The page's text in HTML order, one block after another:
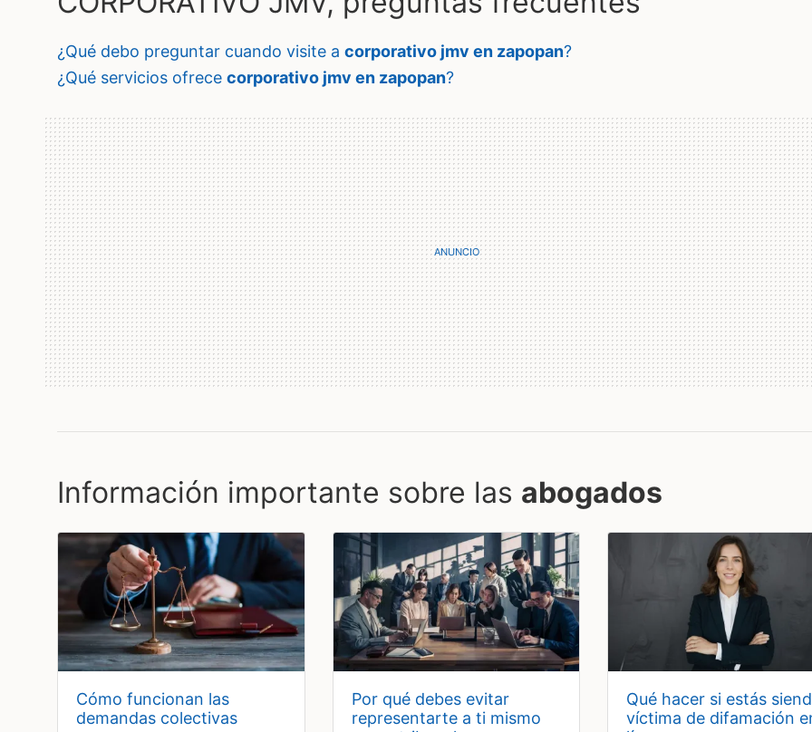
¿qué debo preguntar cuando visite a corporativo jmv en zapopan?
¿qué servicios ofrece corporativo jmv en zapopan?
Información importante sobre las abogados
cómo funcionan las
demandas colectivas
por qué debes evitar
representarte a ti mismo
qué hacer si estás siendo
víctima de difamación